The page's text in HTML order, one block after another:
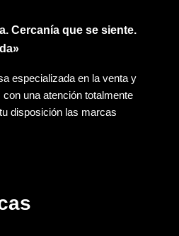
Cercanía que se siente.
especializada en la venta y
una atención totalmente
disposición las marcas